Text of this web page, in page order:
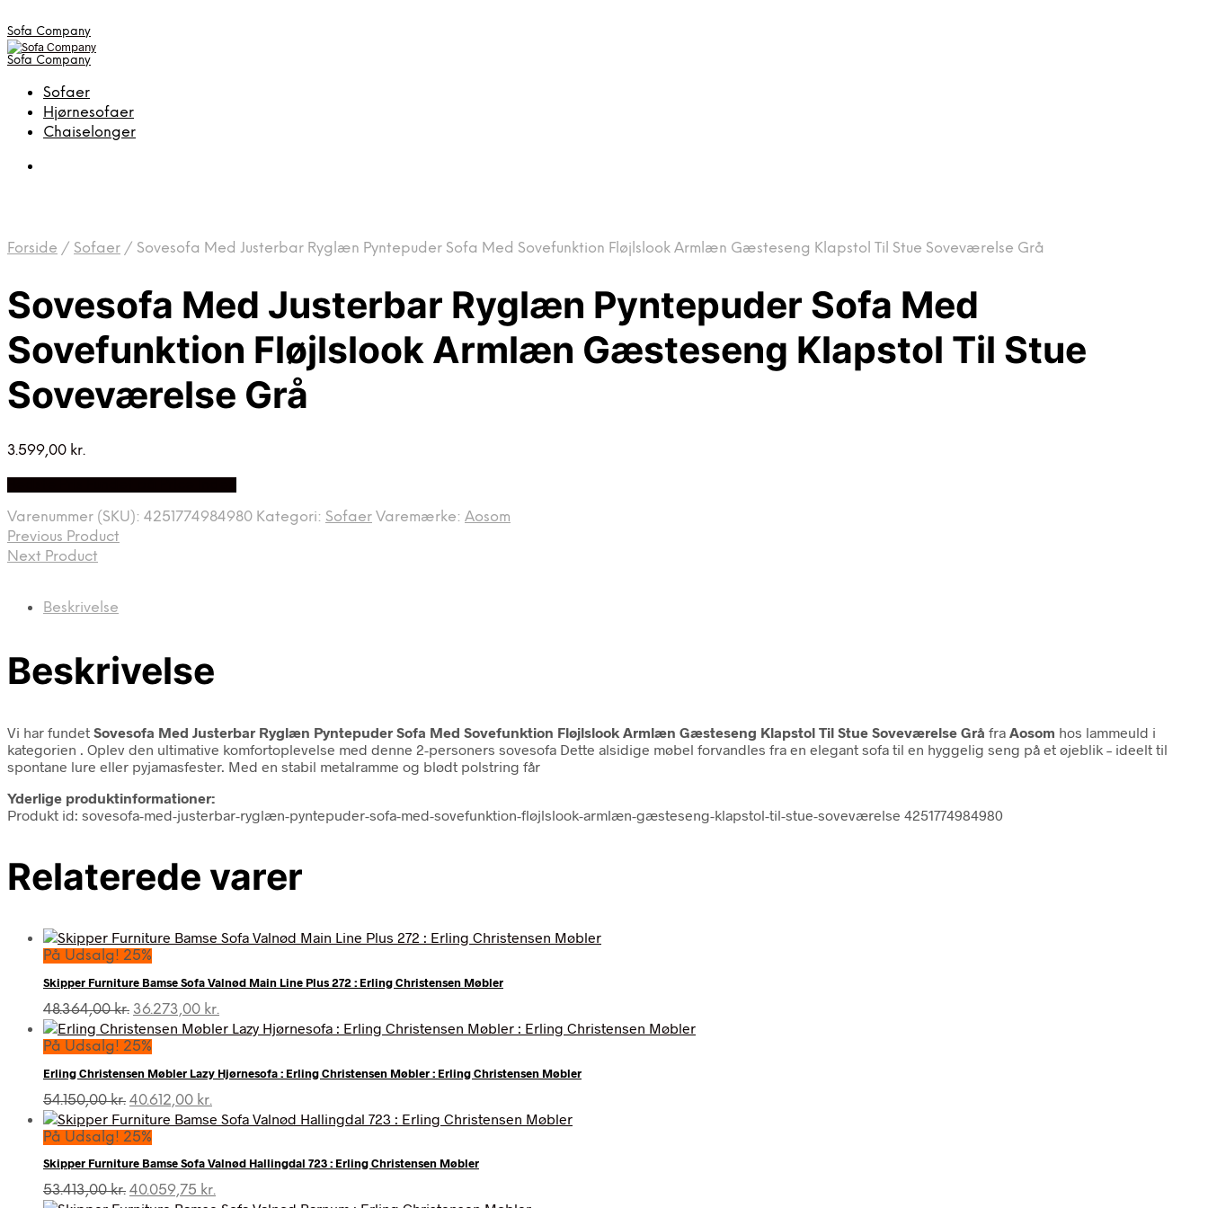
Sofa Company
Sofa Company
Sofaer
Hjørnesofaer
Chaiselonger
Forside / Sofaer / Sovesofa Med Justerbar Ryglæn Pyntepuder Sofa Med Sovefunktion Fløjlslook Armlæn Gæsteseng Klapstol Til Stue Soveværelse Grå
Sovesofa Med Justerbar Ryglæn Pyntepuder Sofa Med
Sovefunktion Fløjlslook Armlæn Gæsteseng Klapstol Til Stue
Soveværelse Grå
3.599,00 kr.
Varenummer (SKU): 4251774984980 Kategori: Sofaer Varemærke: Aosom
Previous Product
Next Product
Beskrivelse
Beskrivelse
Vi har fundet Sovesofa Med Justerbar Ryglæn Pyntepuder Sofa Med Sovefunktion Fløjlslook Armlæn Gæsteseng Klapstol Til Stue Soveværelse Grå fra Aosom hos lammeuld i
kategorien
. Oplev den ultimative komfortoplevelse med denne 2-personers sovesofa Dette alsidige møbel forvandles fra en elegant sofa til en hyggelig seng på et øjeblik – ideelt til
spontane lure eller pyjamasfester. Med en stabil metalramme og blødt polstring får
Yderlige produktinformationer:
Produkt id: sovesofa-med-justerbar-ryglæn-pyntepuder-sofa-med-sovefunktion-fløjlslook-armlæn-gæsteseng-klapstol-til-stue-soveværelse 4251774984980
Relaterede varer
På Udsalg! 25%
Skipper Furniture Bamse Sofa Valnød Main Line Plus 272 : Erling Christensen Møbler
48.364,00kr. Den
oprindelige
pris
48.364,00 kr..
36.273,00 kr.
aktuelle
36.273,00 kr..
På Udsalg! 25%
Erling Christensen Møbler Lazy Hjørnesofa : Erling Christensen Møbler : Erling Christensen Møbler
54.150,00kr. Den
oprindelige
pris
54.150,00 kr..
40.612,00 kr.
aktuelle
40.612,00 kr..
På Udsalg! 25%
Skipper Furniture Bamse Sofa Valnød Hallingdal 723 : Erling Christensen Møbler
53.413,00kr. Den
40.059,75 kr.